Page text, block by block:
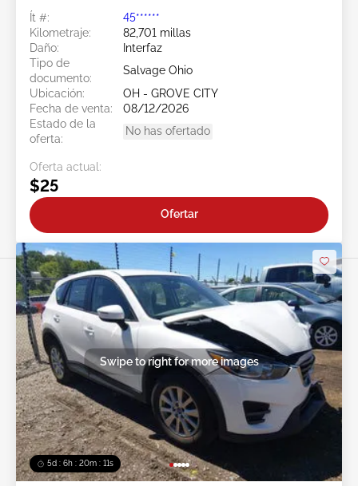
Ít #:
45******
Kilometraje:
82,701 millas
Daño:
Interfaz
Tipo de
documento:
Salvage Ohio
Ubicación:
OH - GROVE CITY
Fecha de venta:
08/12/2026
Estado de la
oferta:
No has ofertado
Oferta actual:
$25
Ofertar
5d : 6h : 20m : 08s
Swipe to right for more images